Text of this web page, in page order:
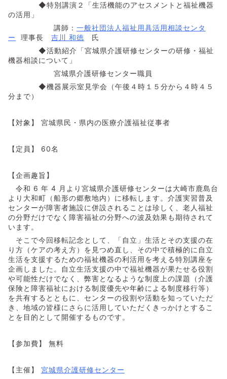
◆特別講演２「生活機能のアセスメントと福祉機器
の活用」
講師： 一般社団法人福祉用具活用相談センタ
ー
理事長 吉川 和徳 氏
◆活動紹介「宮城県介護研修センターの研修・福祉
機器相談について」
宮城県介護研修センター職員
◆機器展示室見学会（午後４時１５分から４時４５
分まで）
【対象】 宮城県民・県内の医療介護福祉従事者
【定員】 60名
【企画趣旨】
令和 6 年 4 月より宮城県介護研修センターは大崎市鹿島台
より大和町（船形の郷敷地内）に移転します。介護実習普及
センターが障害者施設に併設されることは珍しく、老人福祉
の分野だけでなく障害福祉の分野への波及効果も期待されて
います。
そこで今回移転記念として、「自立」生活とその支援の在
り方（ケアの考え方）を見つめ直し、その中で積極的に自立
生活を支援するための福祉機器の利活用を考える特別講座を
企画しました。自立生活支援の中で福祉機器が果たせる役割
や可能性だけでなく、弊害となるような制度上の課題（介護
保険と障害福祉における制度優先や年齢による制度移行等）
を共有するとともに、センターの役割や活動を知っていただ
き、地域の皆様にさらに活用していただくきっかけとするこ
とを目的として開催するものです。
【参加費】 無料
【主催】 宮城県介護研修センター